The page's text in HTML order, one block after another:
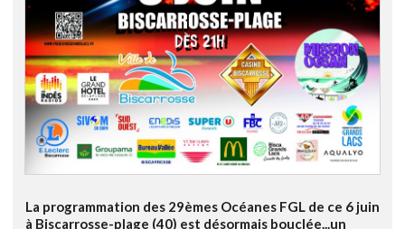
La programmation des 29èmes Océanes FGL de ce 6 juin
à Biscarrosse-plage (40) est désormais bouclée...un